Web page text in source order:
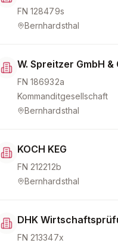
FN128479s
Bernhardsthal
W. Spreitzer GmbH &
FN186932a
Kommanditgesellschaft
Bernhardsthal
KOCH KEG
FN 212212b
Bernhardsthal
DHK
FN 213347x